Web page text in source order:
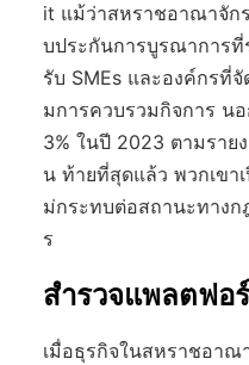
it แม้ว่าสหราชอาณาจัก
บประกันการบูรณาการ
รับ SMEs และองค์กรที่
มการควบรวมกิจการ น
3% ในปี 2023 ตามราย
น ท้ายที่สุดแล้ว พวกเขา
ม่กระทบต่อสถานะทาง
ร
สำรวจแพลตฟอ
เมื่อธุรกิจในสหราชอาณ